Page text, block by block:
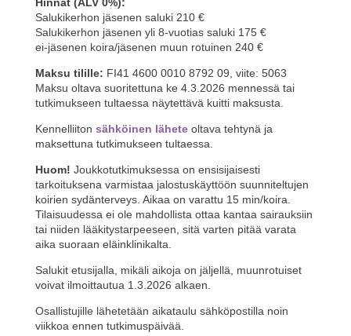
Salukikerhon jäsenen saluki 210 €
Salukikerhon jäsenen yli 8-vuotias saluki 175 €
ei-jäsenen koira/jäsenen muun rotuinen 240 €
Maksu tilille: FI41 4600 0010 8792 09, viite: 5063
Maksu oltava suoritettuna ke 4.3.2026 mennessä tai
tutkimukseen tultaessa näytettävä kuitti maksusta.
Kennelliiton sähköinen läheteoltava tehtynä ja
maksettuna tutkimukseen tultaessa.
Huom! Joukkotutkimuksessa on ensisijaisesti
tarkoituksena varmistaa jalostuskäyttöön suunniteltujen
koirien sydänterveys. Aikaa on varattu 15 min/koira.
Tilaisuudessa ei ole mahdollista ottaa kantaa sairauksiin
tai niiden lääkitystarpeeseen, sitä varten pitää varata
aika suoraan eläinklinikalta.
Salukit etusijalla, mikäli aikoja on jäljellä, muunrotuiset
voivat ilmoittautua 1.3.2026 alkaen.
Osallistujille lähetetään aikataulu sähköpostilla noin
viikkoa ennen tutkimuspäivää.